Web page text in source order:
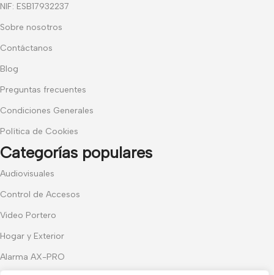
NIF: ESB17932237
Sobre nosotros
Contáctanos
Blog
Preguntas frecuentes
Condiciones Generales
Política de Cookies
Categorías populares
Audiovisuales
Control de Accesos
Video Portero
Hogar y Exterior
Alarma AX-PRO